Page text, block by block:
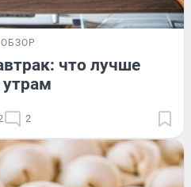
ОБЗОР
что лучше
утрам
2